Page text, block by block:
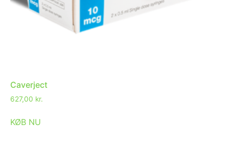
Caverject
627,00 kr.
KØB NU